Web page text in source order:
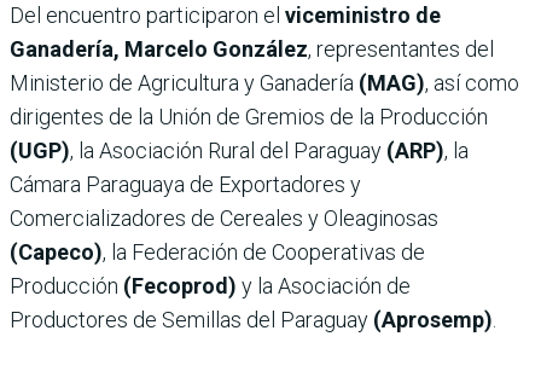
Del encuentro participaron el viceministro de
Ganadería, Marcelo González, representantes del
Ministerio de Agricultura y Ganadería (MAG), así como
dirigentes de la Unión de Gremios de la Producción
(UGP), la Asociación Rural del Paraguay (ARP), la
Cámara Paraguaya de Exportadores y
Comercializadores de Cereales y Oleaginosas
(Capeco), la Federación de Cooperativas de
Producción (Fecoprod) y la Asociación de
Productores de Semillas del Paraguay (Aprosemp)